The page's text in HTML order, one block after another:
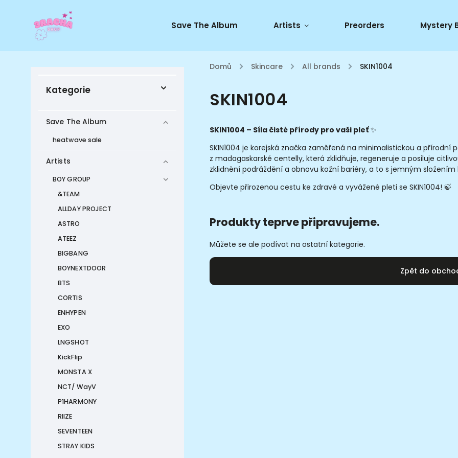
Save The Album Artists Preorders Mystery
Domů / Skincare / All brands / SKIN1004
Kategorie
Save The Album
heatwave sale
Artists
BOY GROUP
&TEAM
ALLDAY PROJECT
ASTRO
ATEEZ
BIGBANG
BOYNEXTDOOR
BTS
CORTIS
ENHYPEN
EXO
LNGSHOT
KickFlip
MONSTA X
NCT/ WayV
P1HARMONY
RIIZE
SEVENTEEN
STRAY KIDS
SKIN1004
SKIN1004 – Síla čisté přírody pro vaši pleť✨
SKIN1004 je korejská značka zaměřená na minimalistickou a
z madagaskarské centelly, která zklidňuje, regeneruje a posiluje
zklidnění podráždění a obnovu kožní bariéry, a to s jemným
Objevte přirozenou cestu ke zdravé a vyvážené pleti se SKIN1004! 🍃
Produkty teprve připravujeme.
Můžete se ale podívat na ostatní kategorie.
Zpět do